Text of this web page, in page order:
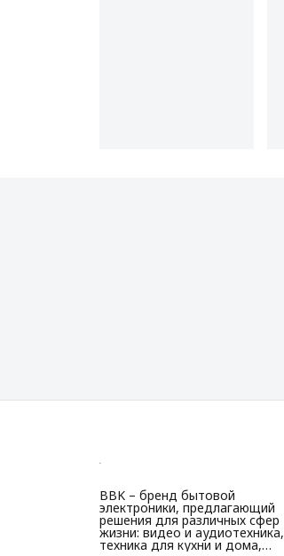
BBK – бренд бытовой
электроники, предлагающий
решения для различных сфер
жизни: видео и аудиотехника,
техника для кухни и дома,